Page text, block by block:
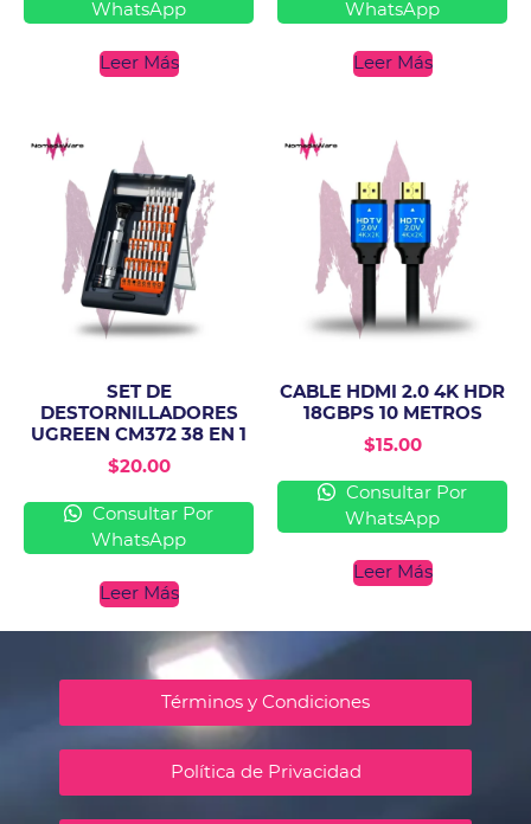
WhatsApp
Leer Más
WhatsApp
Leer Más
SET DE
DESTORNILLADORES
UGREEN CM372 38 EN 1
$20.00
Consultar Por
WhatsApp
Leer Más
CABLE HDMI 2.0 4K HDR
18GBPS 10 METROS
$15.00
Consultar Por
WhatsApp
Leer Más
Términos y Condiciones
Política de Privacidad